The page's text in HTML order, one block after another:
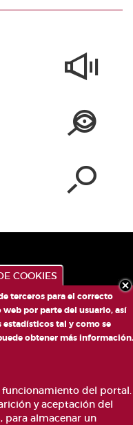
VALÈNCIA 46003
COOKIES
terceros para el correcto
por parte del usuario, así
tal y como se
obtener más información.
funcionamiento del portal.
y aceptación del
para almacenar un